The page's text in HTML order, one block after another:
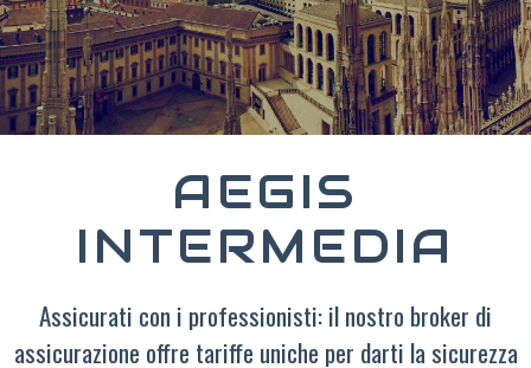
AEGIS
INTERMEDIA
Assicurati con i professionisti: il nostro broker di
assicurazione offre tariffe uniche per darti la sicurezza